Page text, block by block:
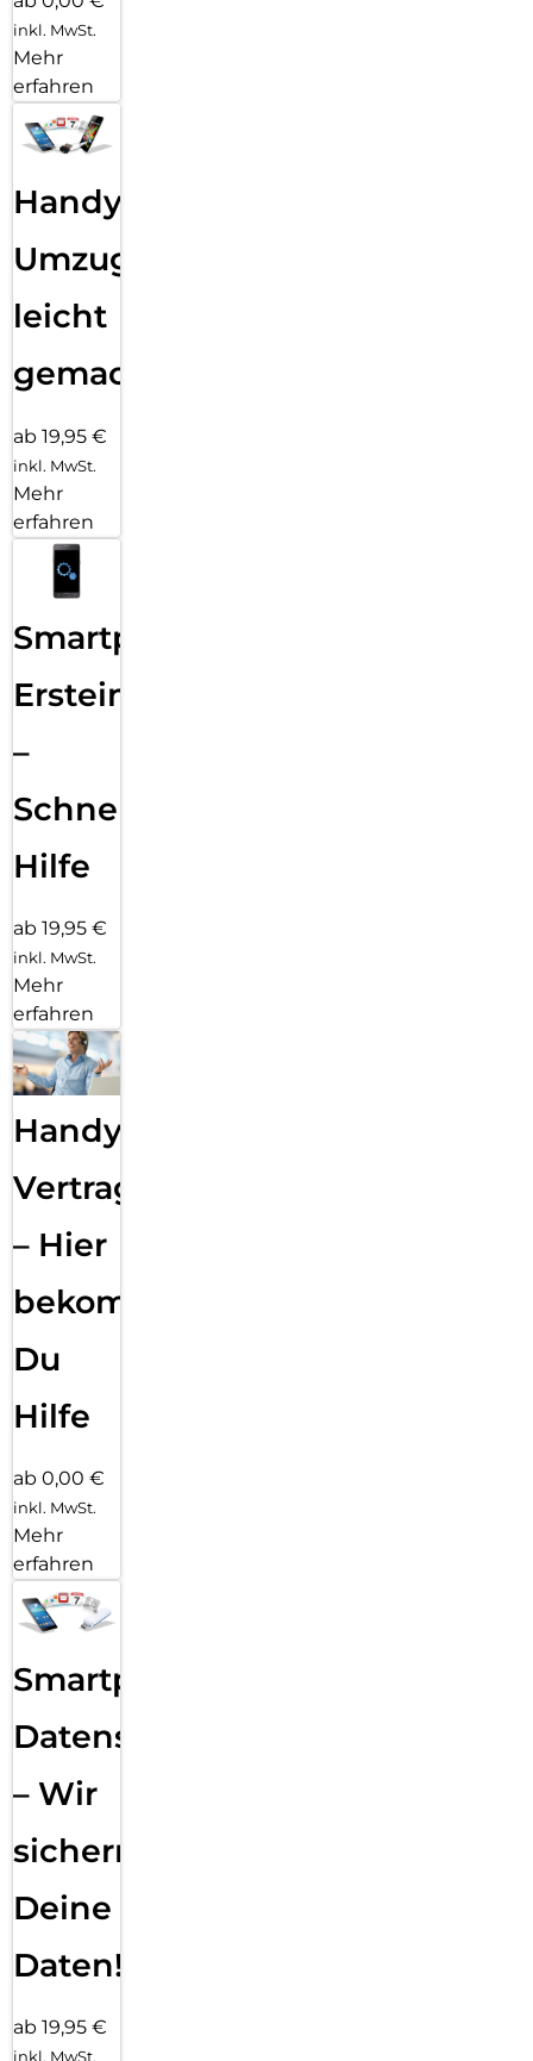
inkl. MwSt.
Mehr
erfahren
Handy
Umzug
leicht
gemacht!
ab 19,95 €
inkl. MwSt.
Mehr
erfahren
Smartphone
Ersteinrichtung
–
Schnelle
Hilfe
ab 19,95 €
inkl. MwSt.
Mehr
erfahren
Handy
Vertragsabwicklung
– Hier
bekommst
Du
Hilfe
ab 0,00 €
inkl. MwSt.
Mehr
erfahren
Smartphone
Datensicherung
– Wir
sichern
Deine
Daten!
ab 19,95 €
inkl. MwSt.